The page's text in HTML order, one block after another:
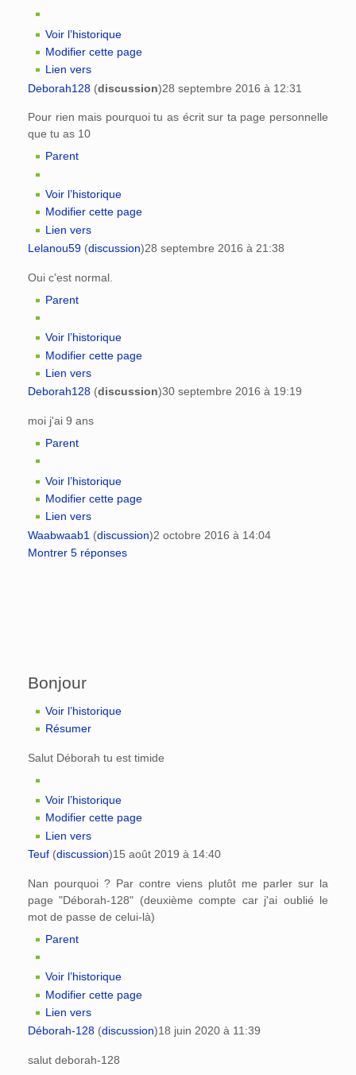
Voir l’historique
Modifier cette page
Lien vers
Deborah128 (discussion)28 septembre 2016 à 12:31
Pour rien mais pourquoi tu as écrit sur ta page personnelle
que tu as 10
Parent
Voir l’historique
Modifier cette page
Lien vers
Lelanou59 (discussion)28 septembre 2016 à 21:38
Oui c'est normal.
Parent
Voir l’historique
Modifier cette page
Lien vers
Deborah128 (discussion)30 septembre 2016 à 19:19
moi j'ai 9 ans
Parent
Voir l’historique
Modifier cette page
Lien vers
Waabwaab1 (discussion)2 octobre 2016 à 14:04
Montrer 5 réponses
Bonjour
Voir l’historique
Résumer
Salut Déborah tu est timide
Voir l’historique
Modifier cette page
Lien vers
Teuf (discussion)15 août 2019 à 14:40
Nan pourquoi ? Par contre viens plutôt me parler sur la
page "Déborah-128" (deuxième compte car j'ai oublié le
mot de passe de celui-là)
Parent
Voir l’historique
Modifier cette page
Lien vers
Déborah-128 (discussion)18 juin 2020 à 11:39
salut deborah-128